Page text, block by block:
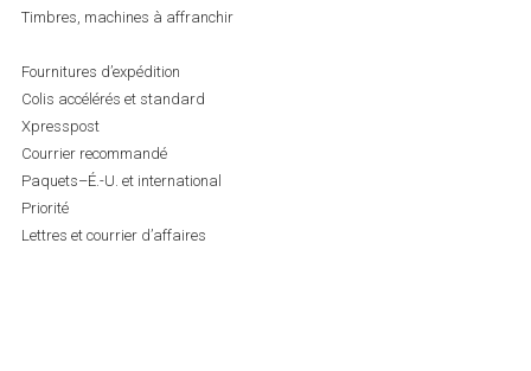
Timbres, machines à affranchir
Fournitures d’expédition
Colis accélérés et standard
Xpresspost
Courrier recommandé
Paquets–É.-U. et international
Priorité
Lettres et courrier d’affaires